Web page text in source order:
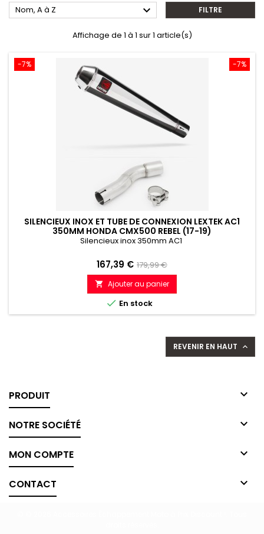
Nom, A à Z  FILTRE
Affichage de 1 à 1 sur 1 article(s)
-7%
-7%
SILENCIEUX INOX ET TUBE DE CONNEXION LEXTEK AC1
350MM HONDA CMX500 REBEL (17-19)
Silencieux inox 350mm AC1
Prix
167,39 € Prix
de
référence
179,99 €
 Ajouter au panier
 En stock
REVENIR EN HAUT 
PRODUIT 
NOTRE SOCIÉTÉ 
MON COMPTE 
CONTACT 